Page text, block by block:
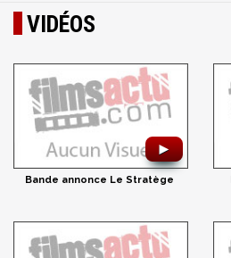
VIDÉOS
►
Bande annonce Le Stratège